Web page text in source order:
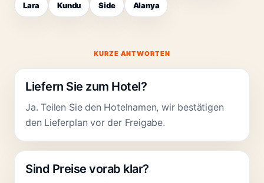
Lara Kundu Side Alanya
KURZE ANTWORTEN
Liefern Sie zum Hotel?
Ja. Teilen Sie den Hotelnamen, wir bestätigen
den Lieferplan vor der Freigabe.
Sind Preise vorab klar?